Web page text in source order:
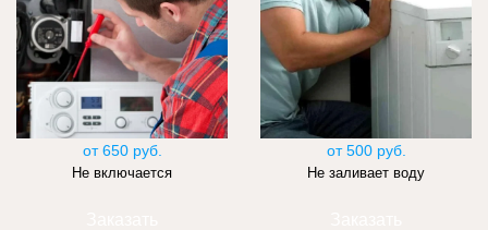
от 650 руб.
Не включается
от 500 руб.
Не заливает воду